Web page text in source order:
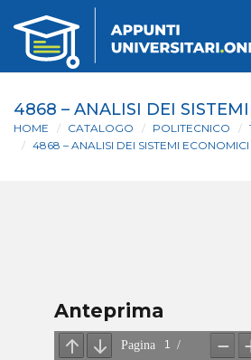
4868 – ANALISI DEI
HOME CATALOGO POLITECNICO
4868 – ANALISI DEI SISTEMI ECONOMICI
Anteprima